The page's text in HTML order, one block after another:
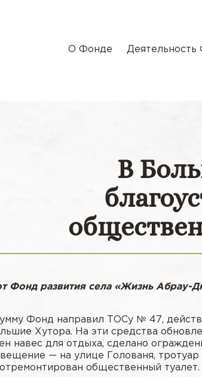
О Фонде Деятельность
В
Фонд развития села «Жизнь Абрау-
Фонд направил ТОСу № 47,
Хутора. На эти средства
навес для отдыха, сделано
— на улице Голованя,
общественный туалет.